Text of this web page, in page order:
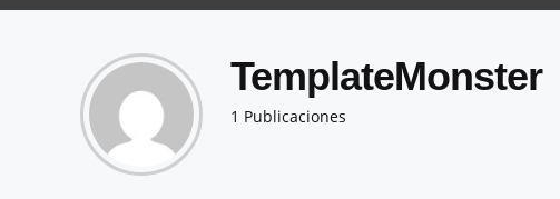
1 Publicaciones
TemplateMonster